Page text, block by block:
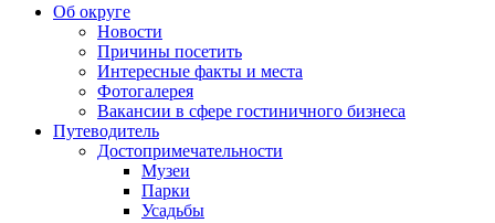
Об округе
Новости
Причины посетить
Интересные факты и места
Фотогалерея
Вакансии в сфере гостиничного бизнеса
Путеводитель
Достопримечательности
Музеи
Парки
Усадьбы